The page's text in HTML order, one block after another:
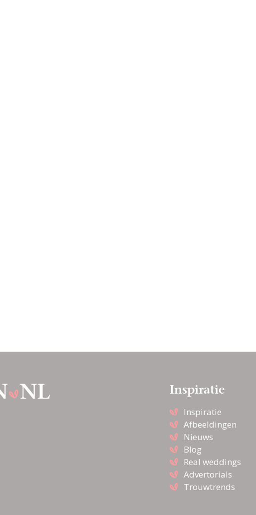
Inspiratie
Inspiratie
Afbeeldingen
Nieuws
Blog
Real weddings
Advertorials
Trouwtrends